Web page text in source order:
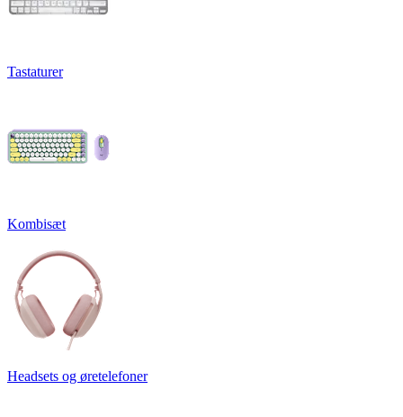
Tastaturer
Kombisæt
Headsets og øretelefoner